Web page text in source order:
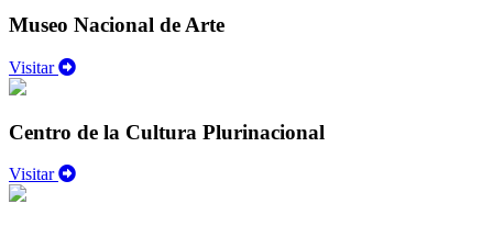
Museo Nacional de Arte
Visitar
Centro de la Cultura Plurinacional
Visitar